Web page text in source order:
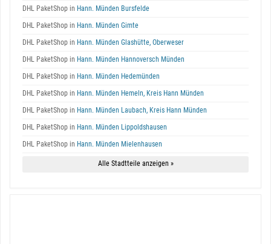
DHL PaketShop in Hann. Münden Bursfelde
DHL PaketShop in Hann. Münden Gimte
DHL PaketShop in Hann. Münden Glashütte, Oberweser
DHL PaketShop in Hann. Münden Hannoversch Münden
DHL PaketShop in Hann. Münden Hedemünden
DHL PaketShop in Hann. Münden Hemeln, Kreis Hann Münden
DHL PaketShop in Hann. Münden Laubach, Kreis Hann Münden
DHL PaketShop in Hann. Münden Lippoldshausen
DHL PaketShop in Hann. Münden Mielenhausen
Alle Stadtteile anzeigen »